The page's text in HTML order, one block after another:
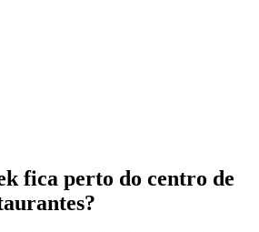
fica perto do centro de